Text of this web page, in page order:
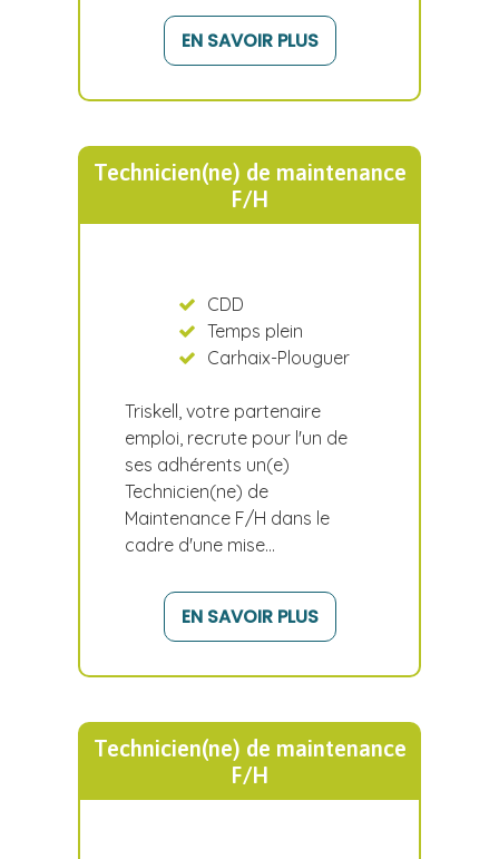
EN SAVOIR PLUS
Technicien(ne) de maintenance
F/H
CDD
Temps plein
Carhaix-Plouguer
Triskell, votre partenaire
emploi, recrute pour l'un de
ses adhérents un(e)
Technicien(ne) de
Maintenance F/H dans le
cadre d'une mise…
EN SAVOIR PLUS
Technicien(ne) de maintenance
F/H